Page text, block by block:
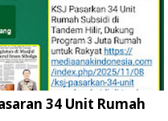
34 Unit Rumah